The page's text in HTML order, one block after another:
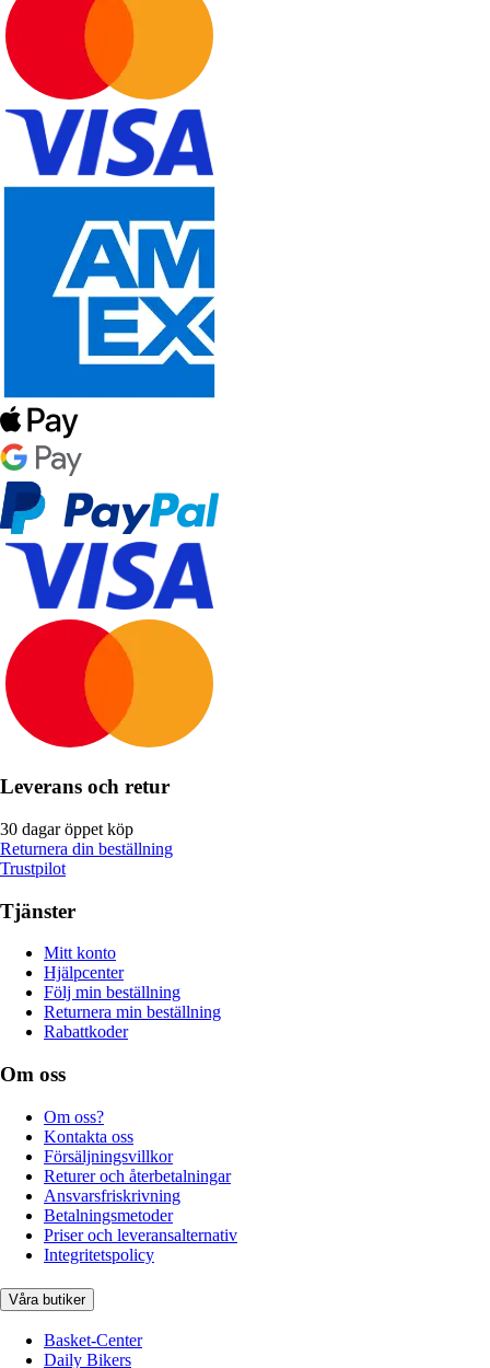
Leverans och retur
30 dagar öppet köp
Returnera din beställning
Trustpilot
Tjänster
Mitt konto
Hjälpcenter
Följ min beställning
Returnera min beställning
Rabattkoder
Om oss
Om oss?
Kontakta oss
Försäljningsvillkor
Returer och återbetalningar
Ansvarsfriskrivning
Betalningsmetoder
Priser och leveransalternativ
Integritetspolicy
Våra butiker
Basket-Center
Daily Bikers